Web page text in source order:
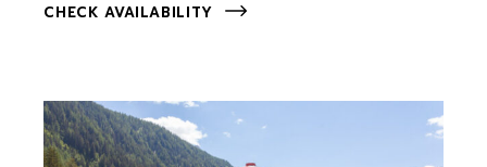
CHECK AVAILABILITY